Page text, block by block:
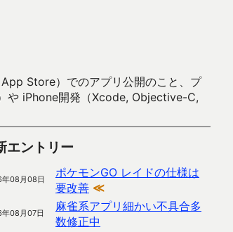
Store）でのアプリ公開のこと、プ
や iPhone開発（Xcode, Objective-C,
エントリー
08月08日
ポケモンGO レイドの仕様は
要改善 ≪
08月07日
麻雀系アプリ細かい不具合多
数修正中